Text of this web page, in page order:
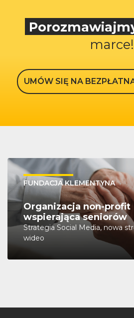
marce!
UMÓW SIĘ NA
FUNDACJA KLEMENTYNA
Organizacja non-profit
wspierająca seniorów
Strategia Social Media, nowa
wideo